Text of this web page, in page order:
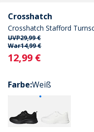
Crosshatch
Crosshatch Stafford
UVP29,99 €
War14,99 €
Current
12,99 €
Farbe:Weiß